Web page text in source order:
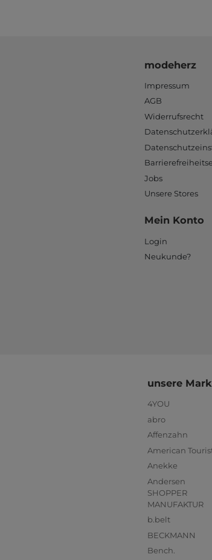
modeherz
Impressum
AGB
Widerrufsrecht
Jobs
Unsere Stores
Mein Konto
Login
Neukunde?
unsere
4YOU
abro
Affenzahn
American
Anekke
Andersen
SHOPPER
MANUFAKTUR
b.belt
BECKMANN
Bench.